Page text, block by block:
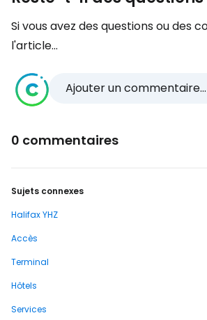
Si vous avez des questions ou des
l'article...
Ajouter un commentaire...
0 commentaires
Sujets connexes
Halifax YHZ
Accès
Terminal
Hôtels
Services